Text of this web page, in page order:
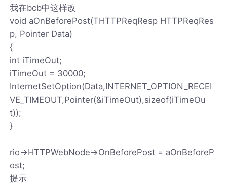
我在bcb中这样改
void aOnBeforePost(THTTPReqResp HTTPReqRes
p, Pointer Data)
{
int iTimeOut;
iTimeOut = 30000;
InternetSetOption(Data,INTERNET_OPTION_RECEI
VE_TIMEOUT,Pointer(&iTimeOut),sizeof(iTimeOu
t));
}
rio->HTTPWebNode->OnBeforePost = aOnBeforeP
ost;
提示